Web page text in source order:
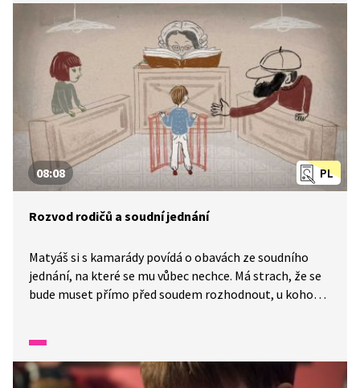
mu vrací pocity viny i snaha být spravedlivý k oběma
rodičům. Pracovnice z OSPOD mu pomáhá jeho pocity
pojmenovat a porozumět jim. Zdůrazňuje, že jeho
názor je důležitý, ale odpovědnost za řešení situace
nesou dospělí. Eliška ho navíc uklidňuje připomenutím,
že žádné rozhodnutí není neměnné a že je možné se
k němu později vrátit a upravit ho.
PL
08:08
Rozvod rodičů a soudní jednání
Matyáš si s kamarády povídá o obavách ze soudního
jednání, na které se mu vůbec nechce. Má strach, že se
bude muset přímo před soudem rozhodnout, u koho
rodiči. Nechápe, proč k soudu musí, a úzkostné
myšlenky ho pronásledují dokonce i ve snech. Se